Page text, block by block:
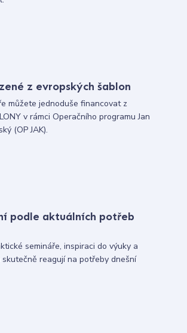
z evropských šablon
můžete jednoduše financovat z
v rámci Operačního programu Jan
(OP JAK).
podle aktuálních potřeb
semináře, inspiraci do výuky a
reagují na potřeby dnešní